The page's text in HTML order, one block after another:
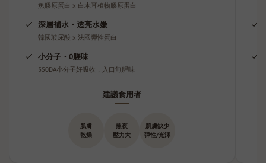
魚膠原蛋白 x 白木耳植物膠原蛋白
深層補水・透亮水嫩
韓國玻尿酸 x 法國彈性蛋白
小分子・0腥味
350DA小分子好吸收，入口無腥味
建議食用者
肌膚
乾燥
熬夜
壓力大
肌膚缺少
彈性/光澤